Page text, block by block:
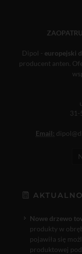
Dipol - europejski
producent anten.
31-
Email:
Nowe drzewo
produkty w
pojawiła się
produktowej